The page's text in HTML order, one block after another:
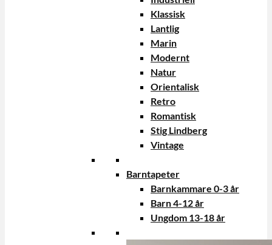
Klassisk
Lantlig
Marin
Modernt
Natur
Orientalisk
Retro
Romantisk
Stig Lindberg
Vintage
Barntapeter
Barnkammare 0-3 år
Barn 4-12 år
Ungdom 13-18 år